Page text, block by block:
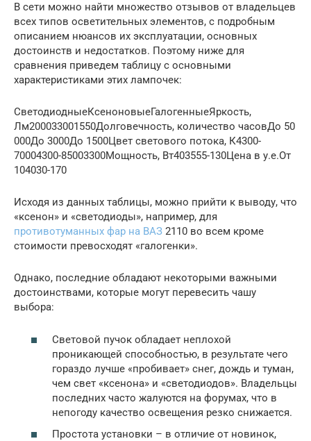
В сети можно найти множество отзывов от владельцев
всех типов осветительных элементов, с подробным
описанием нюансов их эксплуатации, основных
достоинств и недостатков. Поэтому ниже для
сравнения приведем таблицу с основными
характеристиками этих лампочек:
СветодиодныеКсеноновыеГалогенныеЯркость,
Лм200033001550Долговечность, количество часовДо 50
000До 3000До 1500Цвет светового потока, К4300-
70004300-85003300Мощность, Вт403555-130Цена в у.е.От
104030-170
Исходя из данных таблицы, можно прийти к выводу, что
«ксенон» и «светодиоды», например, для
противотуманных фар на ВАЗ 2110 во всем кроме
стоимости превосходят «галогенки».
Однако, последние обладают некоторыми важными
достоинствами, которые могут перевесить чашу
выбора:
Световой пучок обладает неплохой
проникающей способностью, в результате чего
гораздо лучше «пробивает» снег, дождь и туман,
чем свет «ксенона» и «светодиодов». Владельцы
последних часто жалуются на форумах, что в
непогоду качество освещения резко снижается.
Простота установки – в отличие от новинок,